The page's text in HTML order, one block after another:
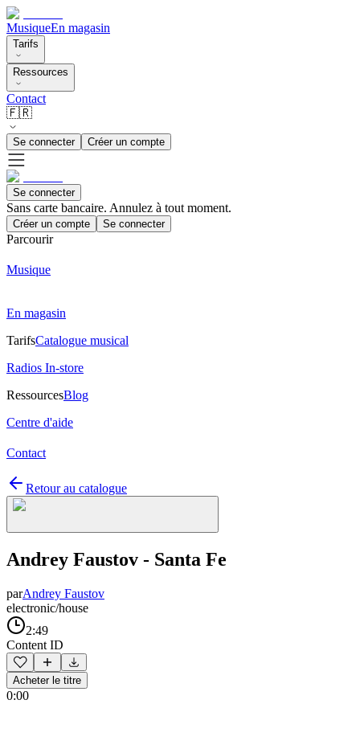
MusiqueEn magasin
Tarifs
Ressources
Contact
🇫🇷
Se connecter Créer un compte
Se connecter
Sans carte bancaire. Annulez à tout moment.
Créer un compte Se connecter
Parcourir
Musique
En magasin
TarifsCatalogue musical
Radios In-store
RessourcesBlog
Centre d'aide
Contact
Retour au catalogue
Andrey Faustov - Santa Fe
parAndrey Faustov
electronic/house
2:49
Content ID
Acheter le titre
0:00